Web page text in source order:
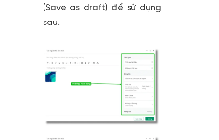
(Save as draft) để sử dụng
sau.